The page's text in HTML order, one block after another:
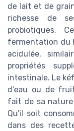
de lait et de
richesse de
probiotiques.
fermentation du
acidulée,
propriétés
intestinale. Le
d'eau ou de
fait de sa
Qu'il soit
dans des